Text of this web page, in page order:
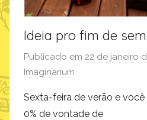
Ideia pro fim de
Publicado em 22 de janeiro
Imaginarium
Sexta-feira de verão e
0% de vontade de